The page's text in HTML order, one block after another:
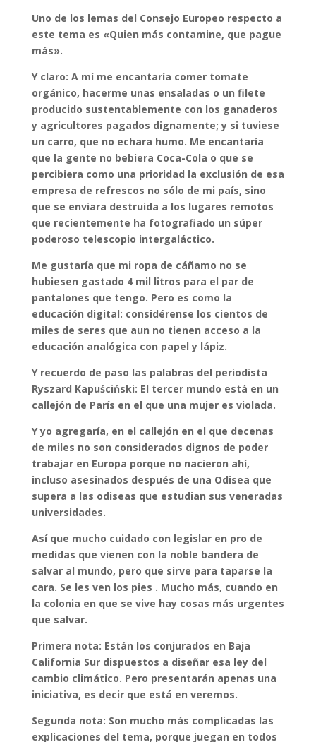
Uno de los lemas del Consejo Europeo respecto a
este tema es «Quien más contamine, que pague
más».
Y claro: A mí me encantaría comer tomate
orgánico, hacerme unas ensaladas o un filete
producido sustentablemente con los ganaderos
y agricultores pagados dignamente; y si tuviese
un carro, que no echara humo. Me encantaría
que la gente no bebiera Coca-Cola o que se
percibiera como una prioridad la exclusión de esa
empresa de refrescos no sólo de mi país, sino
que se enviara destruida a los lugares remotos
que recientemente ha fotografiado un súper
poderoso telescopio intergaláctico.
Me gustaría que mi ropa de cáñamo no se
hubiesen gastado 4 mil litros para el par de
pantalones que tengo. Pero es como la
educación digital: considérense los cientos de
miles de seres que aun no tienen acceso a la
educación analógica con papel y lápiz.
Y recuerdo de paso las palabras del periodista
Ryszard Kapuściński: El tercer mundo está en un
callejón de París en el que una mujer es violada.
Y yo agregaría, en el callejón en el que decenas
de miles no son considerados dignos de poder
trabajar en Europa porque no nacieron ahí,
incluso asesinados después de una Odisea que
supera a las odiseas que estudian sus veneradas
universidades.
Así que mucho cuidado con legislar en pro de
medidas que vienen con la noble bandera de
salvar al mundo, pero que sirve para taparse la
cara. Se les ven los pies . Mucho más, cuando en
la colonia en que se vive hay cosas más urgentes
que salvar.
Primera nota: Están los conjurados en Baja
California Sur dispuestos a diseñar esa ley del
cambio climático. Pero presentarán apenas una
iniciativa, es decir que está en veremos.
Segunda nota: Son mucho más complicadas las
explicaciones del tema, porque juegan en todos